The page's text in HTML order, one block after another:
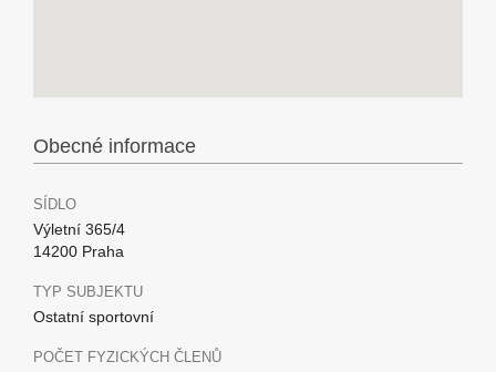
Obecné informace
SÍDLO
Výletní 365/4
14200 Praha
TYP SUBJEKTU
Ostatní sportovní
POČET FYZICKÝCH ČLENŮ